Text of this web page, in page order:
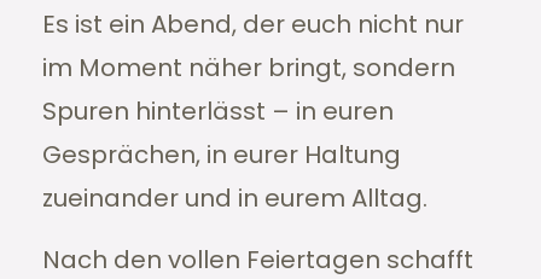
Es ist ein Abend, der euch nicht nur
im Moment näher bringt, sondern
Spuren hinterlässt – in euren
Gesprächen, in eurer Haltung
zueinander und in eurem Alltag.
Nach den vollen Feiertagen schafft